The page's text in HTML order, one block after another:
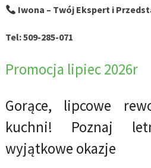
Iwona – Twój Ekspert i
Tel: 509-285-071
Promocja lipiec 2026r
Gorące, lipcowe
kuchni! Poznaj
wyjątkowe okazje